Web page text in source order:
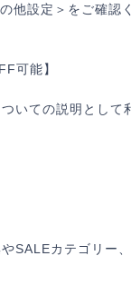
他設定＞をご確認
可能】
いての説明として
SALEカテゴリー